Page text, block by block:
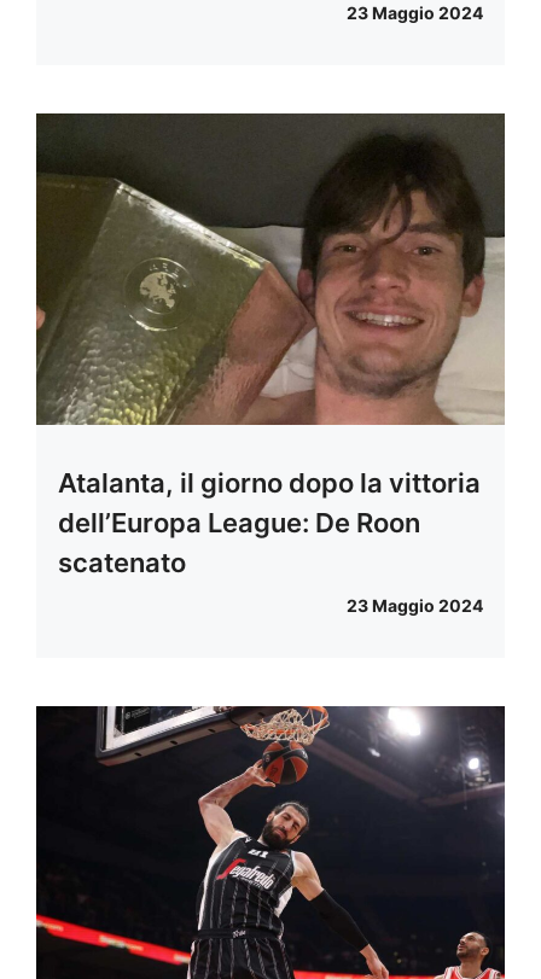
23 Maggio 2024
Atalanta, il giorno dopo la vittoria
dell’Europa League: De Roon
scatenato
23 Maggio 2024